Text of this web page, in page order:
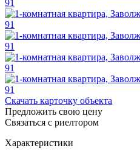
Скачать карточку объекта
Предложить свою цену
Связаться с риелтором
Характеристики